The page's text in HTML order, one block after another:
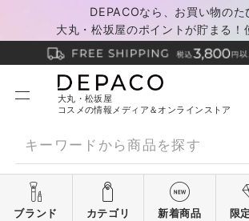
DEPACOなら、お買い物のた
大丸・松坂屋のポイントが貯まる！
大丸・松坂屋
コスメの情報メディア＆オンラインストア
ブランド カテゴリ 新着商品 限